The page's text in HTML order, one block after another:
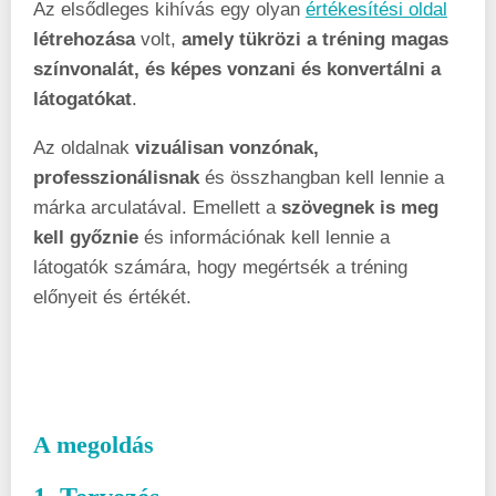
Az elsődleges kihívás egy olyan értékesítési oldal
létrehozásavolt, amely tükrözi a tréning magas
színvonalát, és képes vonzani és konvertálni a
látogatókat.
Az oldalnak vizuálisan vonzónak,
professzionálisnakés összhangban kell lennie a
márka arculatával. Emellett a szövegnek is meg
kell győznie és információnak kell lennie a
látogatók számára, hogy megértsék a tréning
előnyeit és értékét.
A megoldás